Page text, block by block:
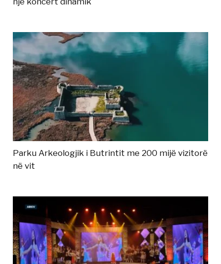
Parku Arkeologjik i Butrintit me 200 mijë vizitorë
në vit